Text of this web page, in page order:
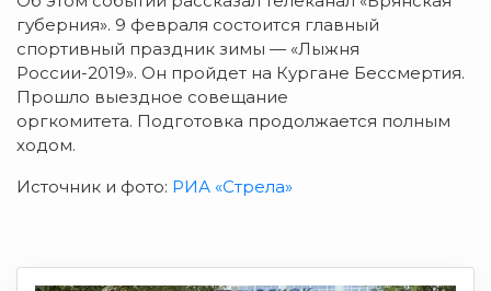
губерния». 9 февраля состоится главный
спортивный праздник зимы — «Лыжня
России-2019». Он пройдет на Кургане Бессмертия.
Прошло выездное совещание
оргкомитета. Подготовка продолжается полным
ходом.
Источник и фото: РИА «Стрела»